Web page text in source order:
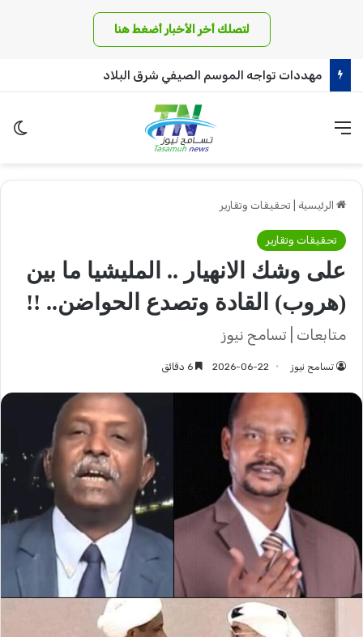
لتصلك أخر الأخبار أضغط هنا
مهددات تواجه الموسم الصيفي شرق البلاد
القائمة
الرئيسية تحقيقات وتقارير
تحقيقات وتقارير
على وشك الانهيار .. المليشيا ما بين
(هروب) القادة وتصدع الحواضن.. !!
متابعات | تسامح نيوز
تسامح نيوز 2026-06-22